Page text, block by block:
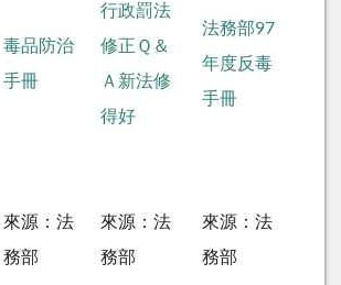
毒品防治
手冊
行政罰法
修正Ｑ＆
Ａ新法修
得好
法務部97
年度反毒
手冊
來源：法
務部
來源：法
務部
來源：法
務部